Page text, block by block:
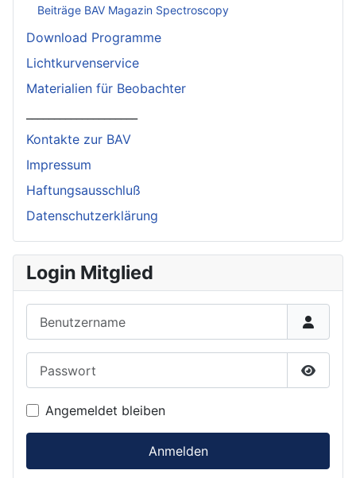
Beiträge BAV Magazin Spectroscopy
Download Programme
Lichtkurvenservice
Materialien für Beobachter
Kontakte zur BAV
Impressum
Haftungsausschluß
Datenschutzerklärung
Login Mitglied
Angemeldet bleiben
Anmelden